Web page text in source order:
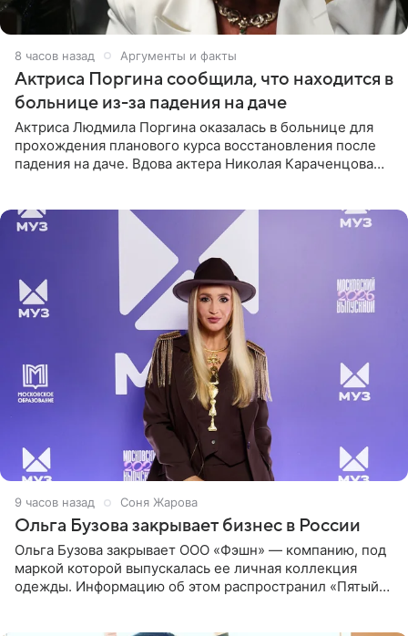
8 часов назад Аргументы и факты
Актриса Поргина сообщила, что находится в
больнице из-за падения на даче
Актриса Людмила Поргина оказалась в больнице для
прохождения планового курса восстановления после
падения на даче. Вдова актера Николая Караченцова
9 часов назад Соня Жарова
Ольга Бузова закрывает бизнес в России
Ольга Бузова закрывает ООО «Фэшн» — компанию, под
маркой которой выпускалась ее личная коллекция
одежды. Информацию об этом распространил «Пятый